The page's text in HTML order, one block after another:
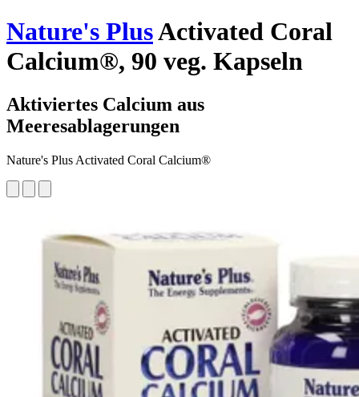
Nature's PlusActivated Coral
Calcium®, 90 veg. Kapseln
Aktiviertes Calcium aus
Meeresablagerungen
Nature's Plus Activated Coral Calcium®